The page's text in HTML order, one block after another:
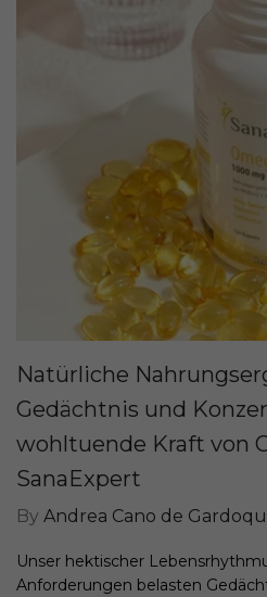
Natürliche
Gedächtnis und
wohltuende Kraft von
SanaExpert
By Andrea Cano de
Unser hektischer
Anforderungen belasten